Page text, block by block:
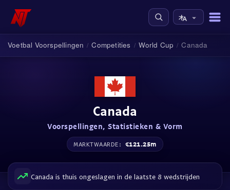
Voetbal Voorspellingen / Competities / World Cup / Canada
Canada
Voorspellingen, Statistieken & Vorm
MARKTWAARDE: €121.25m
Canada is thuis ongeslagen in de laatste 8 wedstrijden